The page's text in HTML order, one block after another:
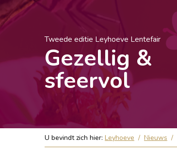
Tweede editie Leyhoeve Lentefair
Gezellig &
sfeervol
U bevindt zich hier: Leyhoeve / Nieuws /